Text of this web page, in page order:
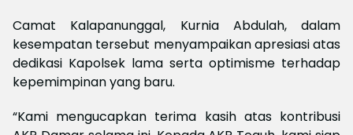
Camat Kalapanunggal, Kurnia Abdulah, dalam
kesempatan tersebut menyampaikan apresiasi atas
dedikasi Kapolsek lama serta optimisme terhadap
kepemimpinan yang baru.
“Kami mengucapkan terima kasih atas kontribusi